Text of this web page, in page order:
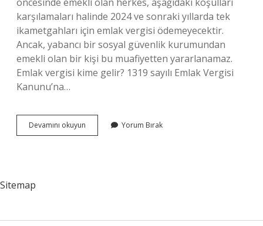
karşılamaları halinde 2024 ve sonraki yıllarda tek
ikametgahları için emlak vergisi ödemeyecektir.
Ancak, yabancı bir sosyal güvenlik kurumundan
emekli olan bir kişi bu muafiyetten yararlanamaz.
Emlak vergisi kime gelir? 1319 sayılı Emlak Vergisi
Kanunu’na…
Devamını okuyun
Vergileri
Yorum Bırak
Sitemap